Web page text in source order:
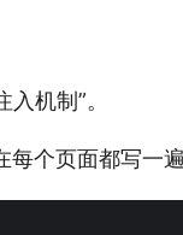
机制”。
每个页面都写一遍